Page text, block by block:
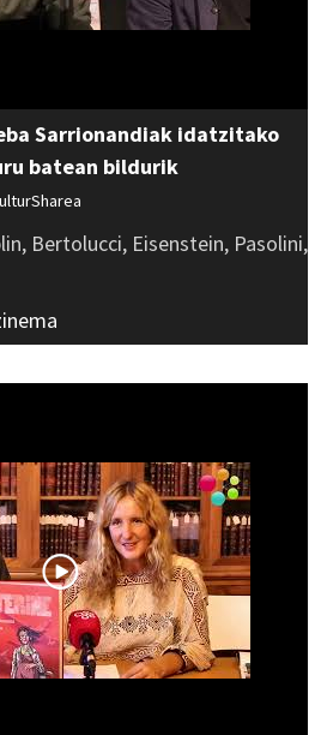
Sarrionandiak idatzitako
batean bildurik
Bertolucci, Eisenstein, Pasolini,